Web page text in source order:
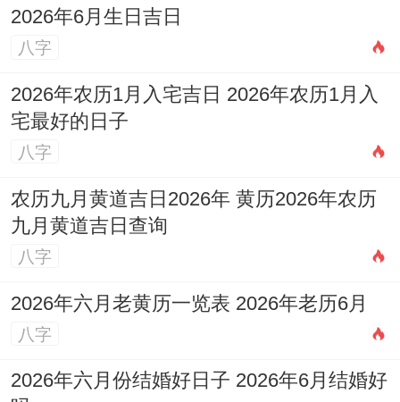
2026年6月生日吉日
八字
2026年农历1月入宅吉日 2026年农历1月入
宅最好的日子
八字
农历九月黄道吉日2026年 黄历2026年农历
九月黄道吉日查询
八字
2026年六月老黄历一览表 2026年老历6月
八字
2026年六月份结婚好日子 2026年6月结婚好